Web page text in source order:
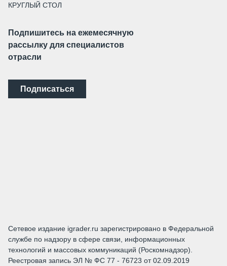
КРУГЛЫЙ СТОЛ
Подпишитесь на ежемесячную
рассылку для специалистов
отрасли
Подписаться
Сетевое издание igrader.ru зарегистрировано в Федеральной
службе по надзору в сфере связи, информационных
технологий и массовых коммуникаций (Роскомнадзор).
Реестровая запись ЭЛ № ФС 77 - 76723 от 02.09.2019